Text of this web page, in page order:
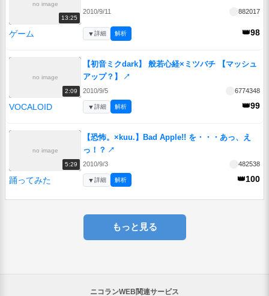
no image
13:25
2010/9/11 882017
ゲーム 👑98
▼詳細 解析
no image
2:09
【初音ミクdark】 般若心経×ミツバチ 【マッシュ
アップ？】
↗
2010/9/5 6774348
VOCALOID 👑99
▼詳細 解析
no image
5:29
【恐怖。×kuu.】Bad Apple!! を・・・あっ、え
っ！？ ↗
2010/9/3 482538
踊ってみた 👑100
▼詳細 解析
もっと見る
ニコランWEB関連サービス